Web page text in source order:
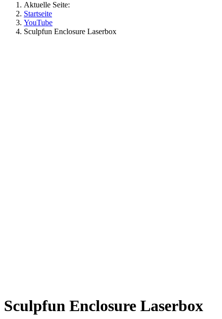
Aktuelle Seite:
Startseite
YouTube
Sculpfun Enclosure Laserbox
Sculpfun Enclosure Laserbox